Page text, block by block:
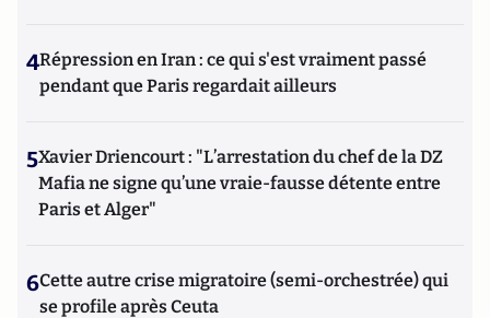
4Répression en Iran : ce qui s'est vraiment passé
pendant que Paris regardait ailleurs
5Xavier Driencourt : "L’arrestation du chef de la DZ
Mafia ne signe qu’une vraie-fausse détente entre
Paris et Alger"
6Cette autre crise migratoire (semi-orchestrée) qui
se profile après Ceuta